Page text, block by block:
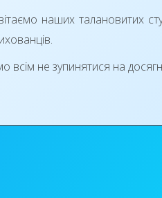
наших талановитих
всім не зупинятися на